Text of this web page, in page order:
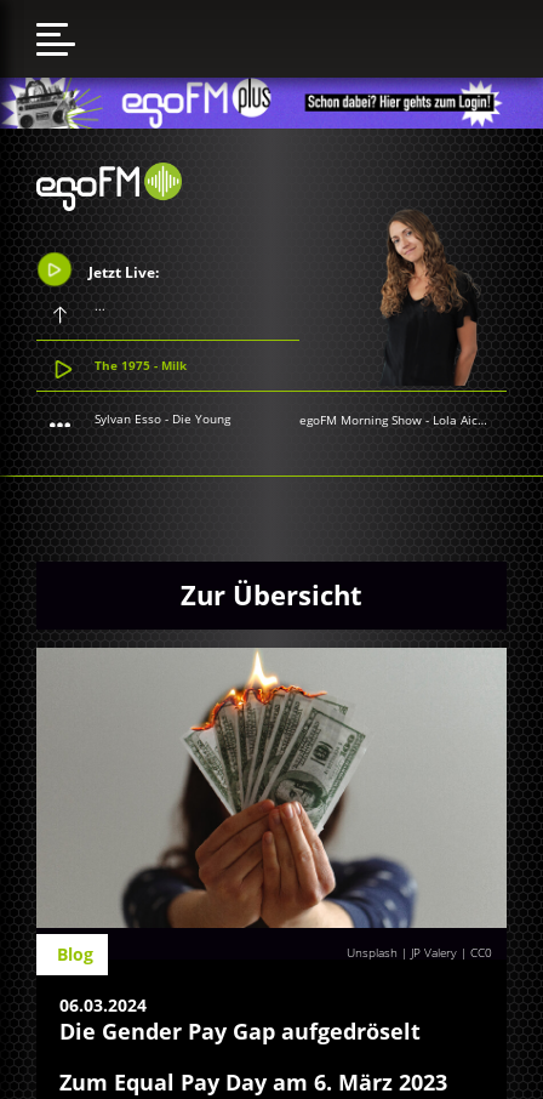
Jetzt Live:
...
The 1975 - Milk
Sylvan Esso - Die Young egoFM Morning Show - Lola Aichner
Zur Übersicht
Unsplash | JP Valery |CC0
Blog
06.03.2024
Die Gender Pay Gap aufgedröselt
Zum Equal Pay Day am 6. März 2023